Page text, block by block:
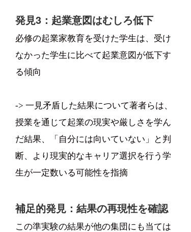
発見3：起業意図はむしろ低下
必修の起業家教育を受けた学生は、受け
なかった学生に比べて起業意図が低下す
る傾向
-> 一見矛盾した結果について著者らは、
授業を通じて起業の現実や厳しさを学ん
だ結果、「自分には向いていない」と判
断、より現実的なキャリア選択を行う学
生が一定数いる可能性を指摘
補足的発見：結果の再現性を確認
この準実験の結果が他の集団にも当ては